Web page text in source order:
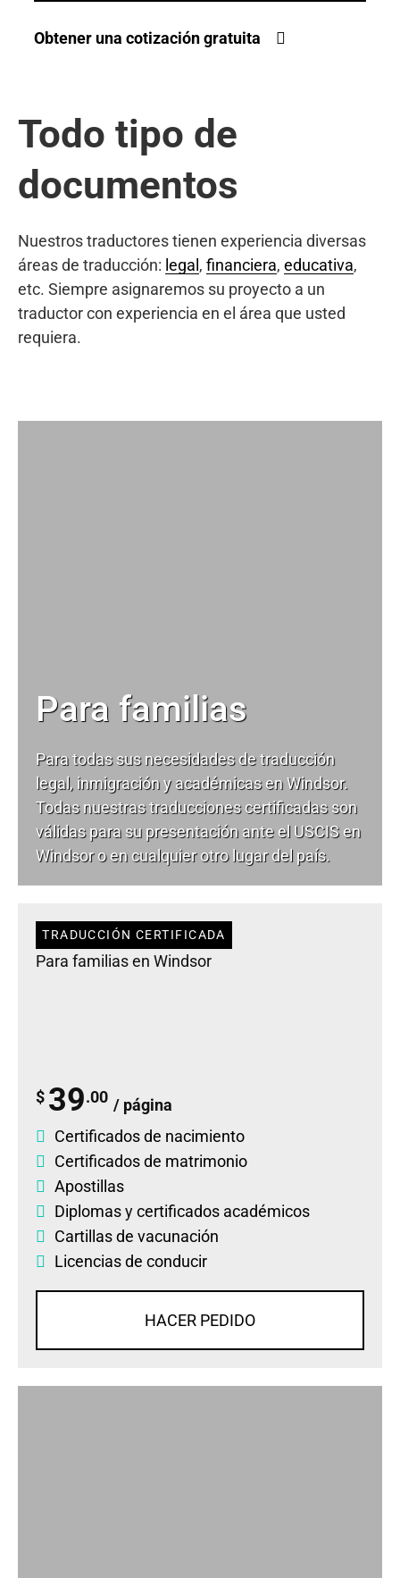
Obtener una cotización gratuita
Todo tipo de
documentos
Nuestros traductores tienen experiencia diversas
áreas de traducción: legal , financiera, educativa,
etc. Siempre asignaremos su proyecto a un
traductor con experiencia en el área que usted
requiera.
Para familias
Para todas sus necesidades detraducción
legal, inmigración y académicas en Windsor.
Todas nuestras traducciones certificadas son
válidas para su presentación ante el USCIS en
Windsor o en cualquier otro lugar del país.
TRADUCCIÓN CERTIFICADA
Para familias en Windsor
$ 39.00 / página
Certificados de nacimiento
Certificados de matrimonio
Apostillas
Diplomasycertificados académicos
Cartillas de vacunación
Licencias de conducir
HACER PEDIDO